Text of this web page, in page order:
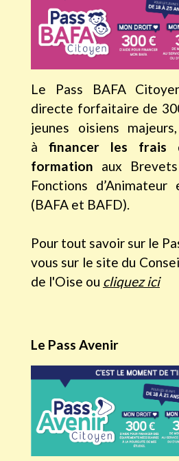
Le Pass BAFA
directe forfaitaire de
jeunes oisiens
à financer les frais
formation aux
Fonctions
(BAFA et BAFD).
Pour tout savoir sur le
vous sur le site du
de l'Oise ou cliquez ici
Le Pass Avenir